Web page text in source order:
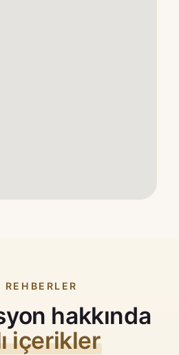
hakkında
içerikler